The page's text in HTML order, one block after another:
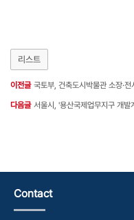
리스트
이전글 국토부, 건축도시박물관 소장·
다음글 서울시, '용산국제업무지구 개
Contact